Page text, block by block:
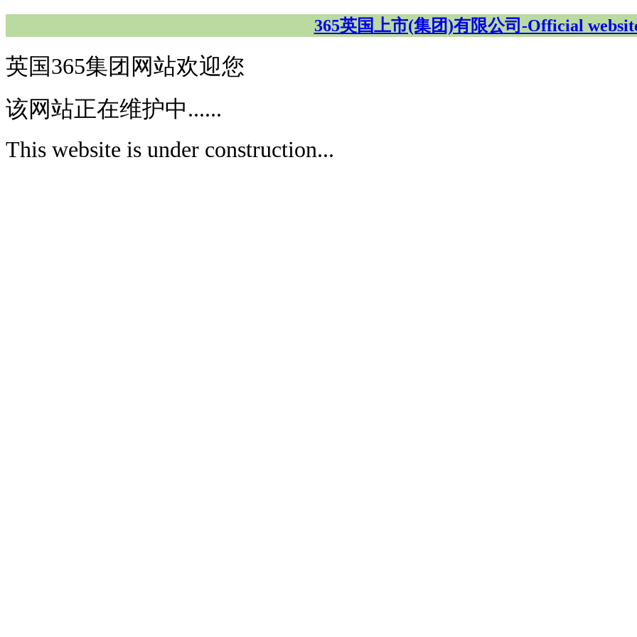
365英国上市(集团)有限公司-Official
英国365集团网站欢迎您
该网站正在维护中......
This website is under construction...